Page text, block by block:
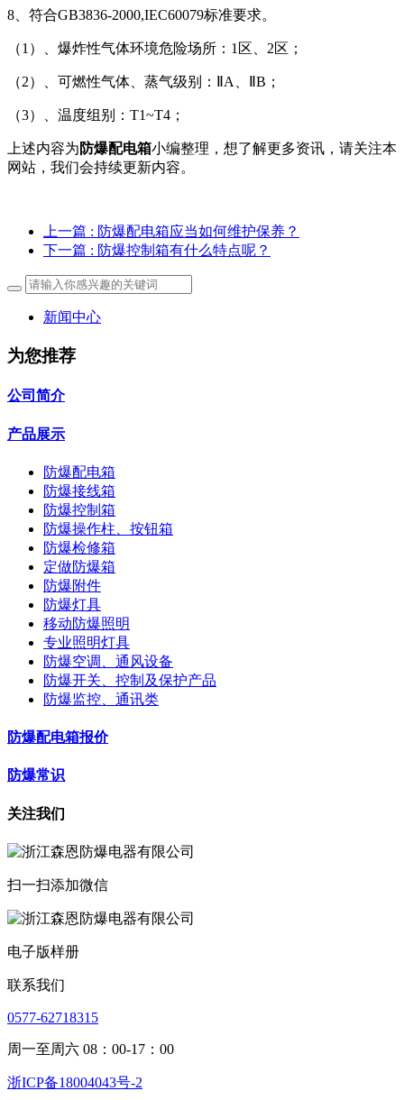
8、符合GB3836-2000,IEC60079标准要求。
（1）、爆炸性气体环境危险场所：1区、2区；
（2）、可燃性气体、蒸气级别：ⅡA、ⅡB；
（3）、温度组别：T1~T4；
上述内容为 防爆配电箱小编整理，想了解更多资讯，请关注本
网站，我们会持续更新内容。
上一篇 : 防爆配电箱应当如何维护保养？
下一篇 : 防爆控制箱有什么特点呢？
新闻中心
为您推荐
公司简介
产品展示
防爆配电箱
防爆接线箱
防爆控制箱
防爆操作柱、按钮箱
防爆检修箱
定做防爆箱
防爆附件
防爆灯具
移动防爆照明
专业照明灯具
防爆空调、通风设备
防爆开关、控制及保护产品
防爆监控、通讯类
防爆配电箱报价
防爆常识
关注我们
扫一扫添加微信
电子版样册
联系我们
0577-62718315
周一至周六 08：00-17：00
浙ICP备18004043号-2